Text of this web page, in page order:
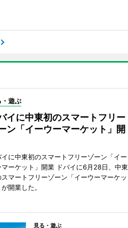
・遊ぶ
イに中東初のスマートフリー
ン「イーウーマーケット」開
イに中東初のスマートフリーゾーン「イー
マーケット」開業 ドバイに6月28日、中東
マートフリーゾーン「イーウーマーケッ
が開業した。
見る・遊ぶ